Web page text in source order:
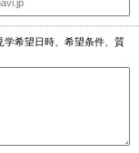
学希望日時、希望条件、質